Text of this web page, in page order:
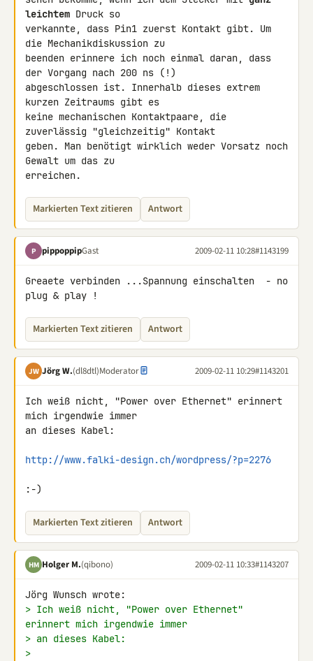
leichtem Druck so
verkannte, dass Pin1 zuerst Kontakt gibt. Um
die Mechanikdiskussion zu
beenden erinnere ich noch einmal daran, dass
der Vorgang nach 200 ns (!)
abgeschlossen ist. Innerhalb dieses extrem
kurzen Zeitraums gibt es
keine mechanischen Kontaktpaare, die
zuverlässig "gleichzeitig" Kontakt
geben. Man benötigt wirklich weder Vorsatz noch
Gewalt um das zu
erreichen.
Markierten Text zitieren Antwort
P pippoppipGast 2009-02-11 10:28#1143199
Greaete verbinden ...Spannung einschalten  - no
plug & play !
Markierten Text zitieren Antwort
JW Jörg W.(dl8dtl)Moderator 2009-02-11 10:29#1143201
Ich weiß nicht, "Power over Ethernet" erinnert
mich irgendwie immer
an dieses Kabel:
http://www.falki-design.ch/wordpress/?p=2276
:-)
Markierten Text zitieren Antwort
HM Holger M.(qibono) 2009-02-11 10:33#1143207
> Ich weiß nicht, "Power over Ethernet"
erinnert mich irgendwie immer
> an dieses Kabel:
>